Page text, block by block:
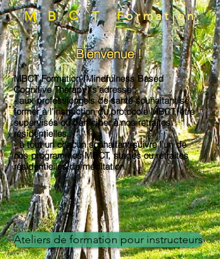
M B C T Formation
Bienvenue !
MBCT Formation (Mindfulness Based
Cognitive Therapy) s’adresse :
- aux professionnels de santé souhaitant se
former à l’instruction du protocole MBCT, être
supervisés ou participer à nos retraites
résidentielles.
- à tout un chacun souhaitant suivre l’un de
nos programmes MBCT, stages ou retraites
résidentielles de méditation.
Devenir instructeur MBCT
Ateliers de formation pour instructeurs